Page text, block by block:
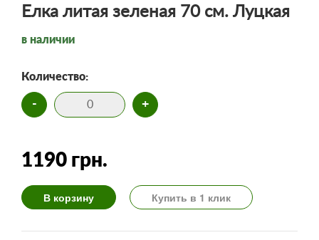
Елка литая зеленая 70 см. Луцкая
в наличии
Количество:
- +
1190 грн.
В корзину Купить в 1 клик